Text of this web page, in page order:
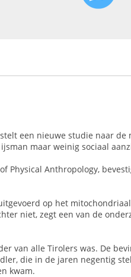
een nieuwe studie naar de
maar weinig sociaal
Physical Anthropology,
op het
niet, zegt een van de
van alle Tirolers was. De
die in de jaren negentig
kwam.